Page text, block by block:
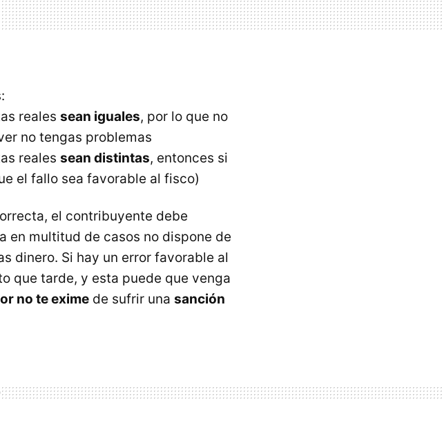
reales sean iguales, por lo que no
no tengas problemas
reales sean distintas, entonces si
el fallo sea favorable al fisco)
el contribuyente debe
en multitud de casos no dispone de
dinero. Si hay un error favorable al
que tarde, y esta puede que venga
no te exime de sufrir una sanción